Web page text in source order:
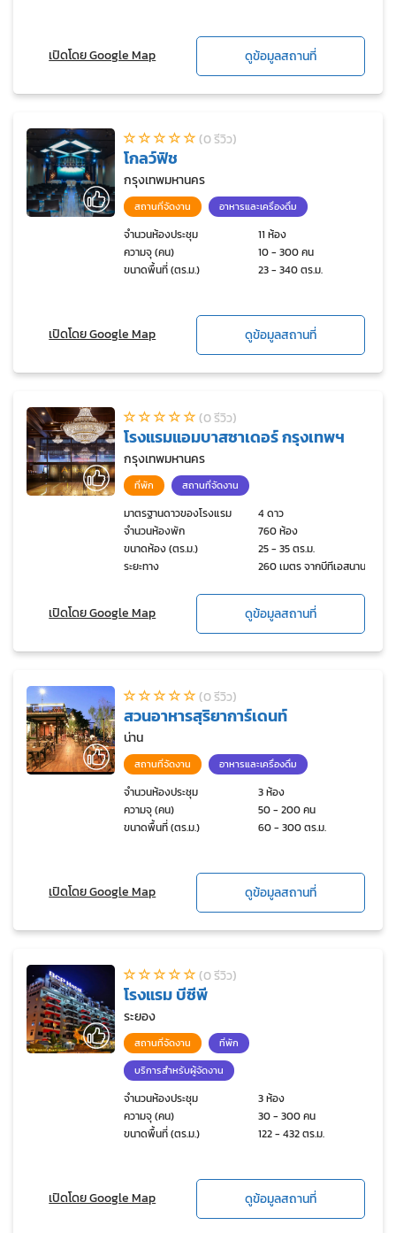
เปิดโดย Google Map ดูข้อมูลสถานที่
(0 รีวิว)
โกลว์ฟิช
กรุงเทพมหานคร
สถานที่จัดงาน อาหารและเครื่องดื่ม
จำนวนห้องประชุม
11 ห้อง
ความจุ (คน)
10 - 300 คน
ขนาดพื้นที่ (ตร.ม.)
23 - 340 ตร.ม.
เปิดโดย Google Map ดูข้อมูลสถานที่
(0 รีวิว)
โรงแรมแอมบาสซาเดอร์ กรุงเทพฯ
กรุงเทพมหานคร
ที่พัก สถานที่จัดงาน
มาตรฐานดาวของโรงแรม
4 ดาว
จำนวนห้องพัก
760 ห้อง
ขนาดห้อง (ตร.ม.)
25 - 35 ตร.ม.
ระยะทาง
260 เมตร จากบีทีเอสนานา
เปิดโดย Google Map ดูข้อมูลสถานที่
(0 รีวิว)
สวนอาหารสุริยาการ์เดนท์
น่าน
สถานที่จัดงาน อาหารและเครื่องดื่ม
จำนวนห้องประชุม
3 ห้อง
ความจุ (คน)
50 - 200 คน
ขนาดพื้นที่ (ตร.ม.)
60 - 300 ตร.ม.
เปิดโดย Google Map ดูข้อมูลสถานที่
(0 รีวิว)
โรงแรม บีซีพี
ระยอง
สถานที่จัดงาน
ที่พัก
บริการสำหรับผู้จัดงาน
จำนวนห้องประชุม
3 ห้อง
ความจุ (คน)
30 - 300 คน
ขนาดพื้นที่ (ตร.ม.)
122 - 432 ตร.ม.
เปิดโดย Google Map ดูข้อมูลสถานที่